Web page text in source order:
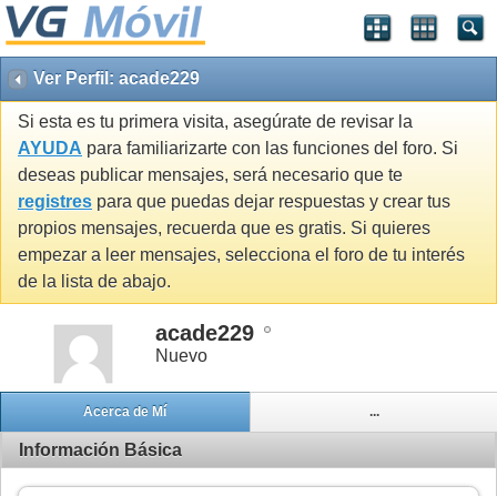
Ver Perfil: acade229
Si esta es tu primera visita, asegúrate de revisar la
AYUDA para familiarizarte con las funciones del foro. Si
deseas publicar mensajes, será necesario que te
registres para que puedas dejar respuestas y crear tus
propios mensajes, recuerda que es gratis. Si quieres
empezar a leer mensajes, selecciona el foro de tu interés
de la lista de abajo.
acade229
Nuevo
Acerca de Mí ...
Información Básica